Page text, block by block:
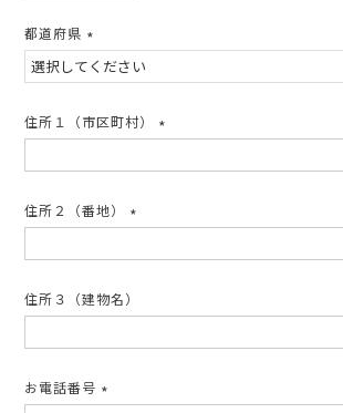
都道府県
(必
須)
住所１（市区町村）
須)
住所２（番地）
須)
住所３（建物名）
お電話番号